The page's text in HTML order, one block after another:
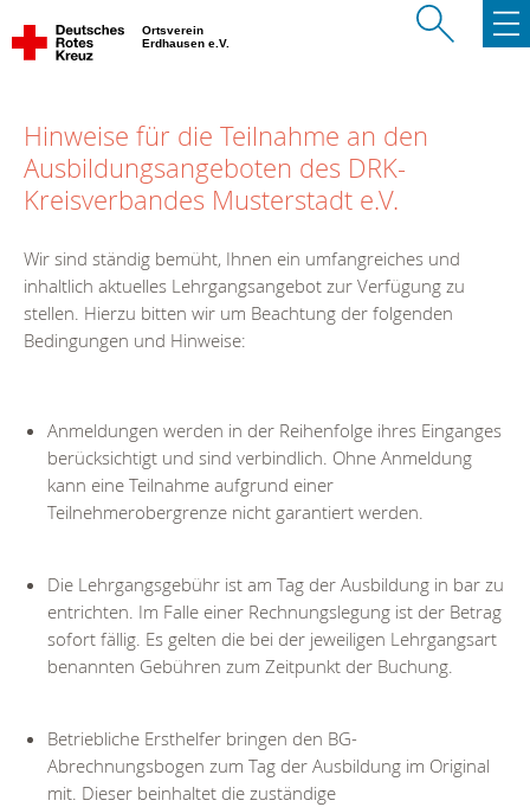
Ortsverein
Erdhausen e.V.
Hinweise für die Teilnahme an den
Ausbildungsangeboten des DRK-
Kreisverbandes Musterstadt e.V.
Wir sind ständig bemüht, Ihnen ein umfangreiches und
inhaltlich aktuelles Lehrgangsangebot zur Verfügung zu
stellen. Hierzu bitten wir um Beachtung der folgenden
Bedingungen und Hinweise:
Anmeldungen werden in der Reihenfolge ihres Einganges
berücksichtigt und sind verbindlich. Ohne Anmeldung
kann eine Teilnahme aufgrund einer
Teilnehmerobergrenze nicht garantiert werden.
Die Lehrgangsgebühr ist am Tag der Ausbildung in bar zu
entrichten. Im Falle einer Rechnungslegung ist der Betrag
sofort fällig. Es gelten die bei der jeweiligen Lehrgangsart
benannten Gebühren zum Zeitpunkt der Buchung.
Betriebliche Ersthelfer bringen den BG-
Abrechnungsbogen zum Tag der Ausbildung im Original
mit. Dieser beinhaltet die zuständige